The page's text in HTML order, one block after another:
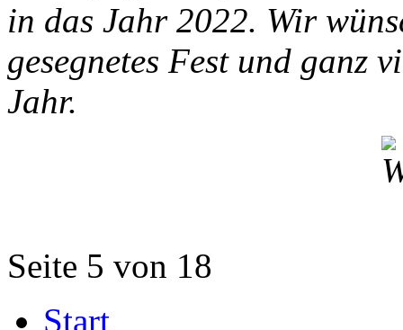
in das Jahr 2022. Wir
gesegnetes Fest und ganz
Jahr.
Seite 5 von 18
Start